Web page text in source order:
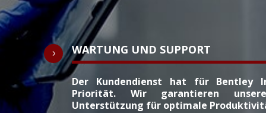
5 WARTUNG UND SUPPORT
Der Kundendienst hat für Bentley
Priorität. Wir garantieren
Unterstützung für optimale